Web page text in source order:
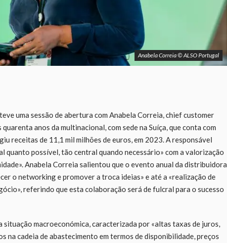
Anabela Correia © ALSO Portugal
uma sessão de abertura com Anabela Correia, chief customer
anos da multinacional, com sede na Suíça, que conta com
receitas de 11,1 mil milhões de euros, em 2023. A responsável
quanto possível, tão central quando necessário» com a valorização
Anabela Correia salientou que o evento anual da distribuidora
o networking e promover a troca ideias» e até a «realização de
referindo que esta colaboração será de fulcral para o sucesso
situação macroeconómica, caracterizada por «altas taxas de juros,
na cadeia de abastecimento em termos de disponibilidade, preços